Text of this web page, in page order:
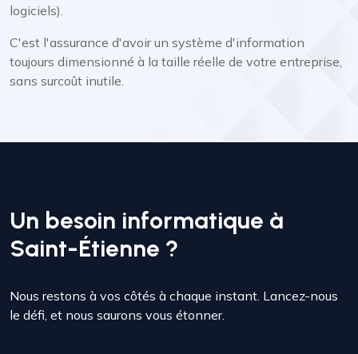
logiciels).
C'est l'assurance d'avoir un système d'information
toujours dimensionné à la taille réelle de votre entreprise,
sans surcoût inutile.
Un besoin informatique à
Saint-Étienne ?
Nous restons à vos côtés à chaque instant. Lancez-nous
le défi, et nous saurons vous étonner.